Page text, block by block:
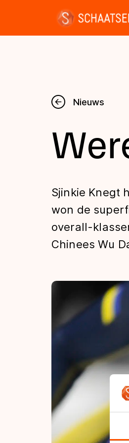
Nieuws
Tijden
De
Nieuws
Sjinkie Knegt
won de
overall-
Chinees Wu